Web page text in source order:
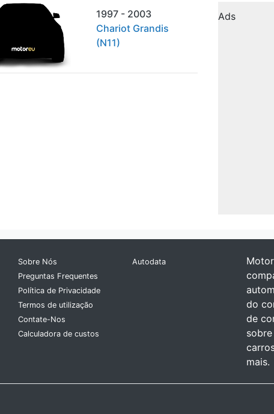
1997 - 2003
Chariot Grandis
(N11)
Ads
Sobre Nós
Preguntas Frequentes
Política de Privacidade
Termos de utilização
Contate-Nos
Calculadora de custos
Autodata
do
de
mais.